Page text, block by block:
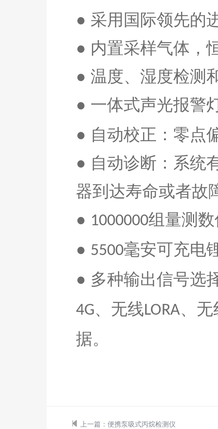
● 采用国际领先的
● 内置采样气体，
● 温度、湿度检测
● 一体式声光报警
● 自动校正：零点
● 自动诊断：系统
器到达寿命或者故
● 1000000组量测
● 5500毫安可充电
● 多种输出信号选
4G、无线LORA、无
据。
上一篇： 便携泵吸式丙烷检测仪